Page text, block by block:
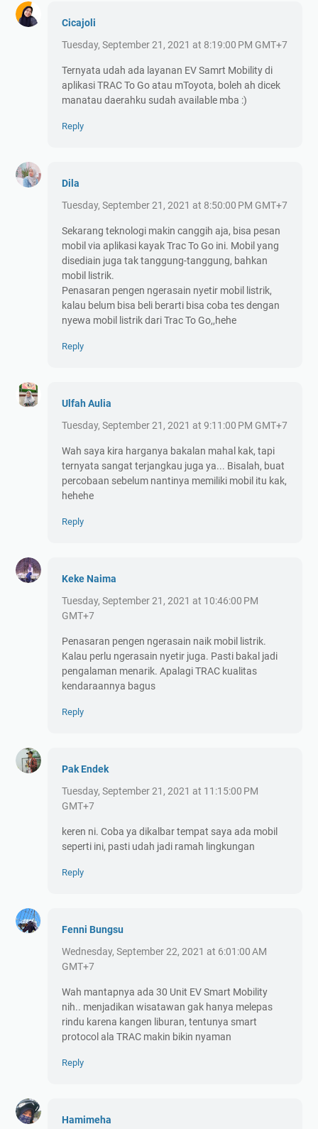
Cicajoli
Tuesday, September 21, 2021 at 8:19:00 PM GMT+7
Ternyata udah ada layanan EV Samrt Mobility di
aplikasi TRAC To Go atau mToyota, boleh ah dicek
manatau daerahku sudah available mba :)
Reply
Dila
Tuesday, September 21, 2021 at 8:50:00 PM GMT+7
Sekarang teknologi makin canggih aja, bisa pesan
mobil via aplikasi kayak Trac To Go ini. Mobil yang
disediain juga tak tanggung-tanggung, bahkan
mobil listrik.
Penasaran pengen ngerasain nyetir mobil listrik,
kalau belum bisa beli berarti bisa coba tes dengan
nyewa mobil listrik dari Trac To Go,,hehe
Reply
Ulfah Aulia
Tuesday, September 21, 2021 at 9:11:00 PM GMT+7
Wah saya kira harganya bakalan mahal kak, tapi
ternyata sangat terjangkau juga ya... Bisalah, buat
percobaan sebelum nantinya memiliki mobil itu kak,
hehehe
Reply
Keke Naima
Tuesday, September 21, 2021 at 10:46:00 PM
GMT+7
Penasaran pengen ngerasain naik mobil listrik.
Kalau perlu ngerasain nyetir juga. Pasti bakal jadi
pengalaman menarik. Apalagi TRAC kualitas
kendaraannya bagus
Reply
Pak Endek
Tuesday, September 21, 2021 at 11:15:00 PM
GMT+7
keren ni. Coba ya dikalbar tempat saya ada mobil
seperti ini, pasti udah jadi ramah lingkungan
Reply
Fenni Bungsu
Wednesday, September 22, 2021 at 6:01:00 AM
GMT+7
Wah mantapnya ada 30 Unit EV Smart Mobility
nih.. menjadikan wisatawan gak hanya melepas
rindu karena kangen liburan, tentunya smart
protocol ala TRAC makin bikin nyaman
Reply
Hamimeha